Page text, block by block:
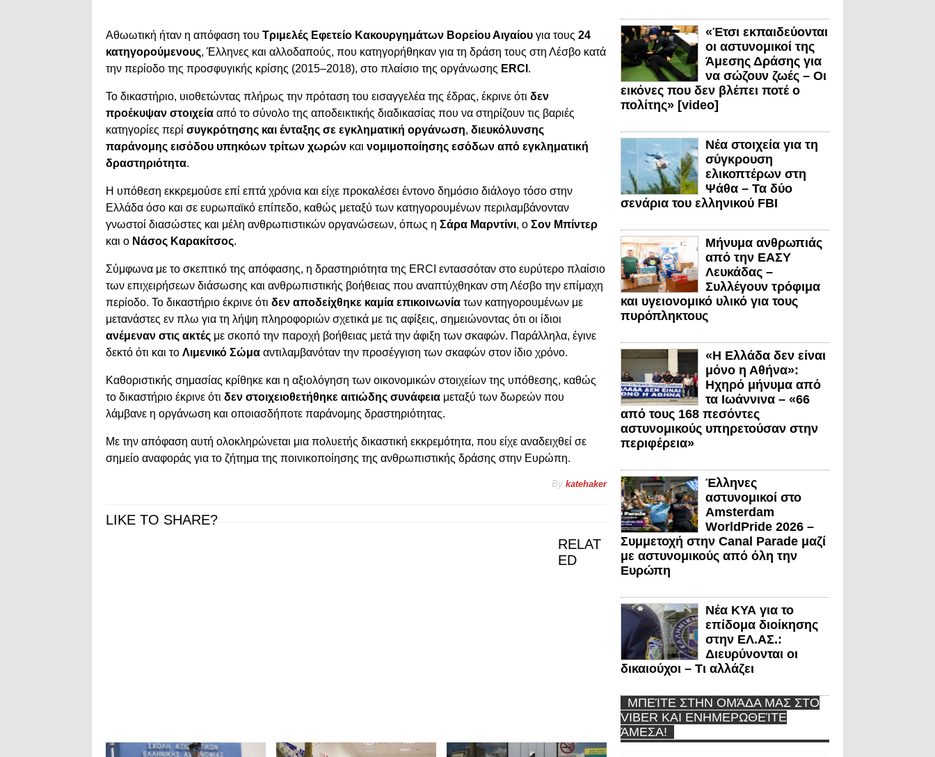
Αθωωτική ήταν η απόφαση του Τριμελές Εφετείο Κακουργημάτων Βορείου Αιγαίου για τους 24
κατηγορούμενους, Έλληνες και αλλοδαπούς, που κατηγορήθηκαν για τη δράση τους στη Λέσβο κατά
την περίοδο της προσφυγικής κρίσης (2015–2018), στο πλαίσιο της οργάνωσης ERCI .
Το δικαστήριο, υιοθετώντας πλήρως την πρόταση του εισαγγελέα της έδρας, έκρινε ότι δεν
προέκυψαν στοιχεία από το σύνολο της αποδεικτικής διαδικασίας που να στηρίζουν τις βαριές
κατηγορίες περί συγκρότησης και ένταξης σε εγκληματική οργάνωση, διευκόλυνσης
παράνομης εισόδου υπηκόων τρίτων χωρών και νομιμοποίησης εσόδων από εγκληματική
δραστηριότητα.
Η υπόθεση εκκρεμούσε επί επτά χρόνια και είχε προκαλέσει έντονο δημόσιο διάλογο τόσο στην
Ελλάδα όσο και σε ευρωπαϊκό επίπεδο, καθώς μεταξύ των κατηγορουμένων περιλαμβάνονταν
γνωστοί διασώστες και μέλη ανθρωπιστικών οργανώσεων, όπως η Σάρα Μαρντίνι, ο Σον Μπίντερ
και ο Νάσος Καρακίτσος.
Σύμφωνα με το σκεπτικό της απόφασης, η δραστηριότητα της ERCI εντασσόταν στο ευρύτερο πλαίσιο
των επιχειρήσεων διάσωσης και ανθρωπιστικής βοήθειας που αναπτύχθηκαν στη Λέσβο την επίμαχη
περίοδο. Το δικαστήριο έκρινε ότι δεν αποδείχθηκε καμία επικοινωνία των κατηγορουμένων με
μετανάστες εν πλω για τη λήψη πληροφοριών σχετικά με τις αφίξεις, σημειώνοντας ότι οι ίδιοι
ανέμεναν στις ακτές με σκοπό την παροχή βοήθειας μετά την άφιξη των σκαφών. Παράλληλα, έγινε
δεκτό ότι και το Λιμενικό Σώμα αντιλαμβανόταν την προσέγγιση των σκαφών στον ίδιο χρόνο.
Καθοριστικής σημασίας κρίθηκε και η αξιολόγηση των οικονομικών στοιχείων της υπόθεσης, καθώς
το δικαστήριο έκρινε ότι δεν στοιχειοθετήθηκε αιτιώδης συνάφεια μεταξύ των δωρεών που
λάμβανε η οργάνωση και οποιασδήποτε παράνομης δραστηριότητας.
Με την απόφαση αυτή ολοκληρώνεται μια πολυετής δικαστική εκκρεμότητα, που είχε αναδειχθεί σε
σημείο αναφοράς για το ζήτημα της ποινικοποίησης της ανθρωπιστικής δράσης στην Ευρώπη.
By katehaker
LIKE TO SHARE?
RELAT
ED
«Έτσι εκπαιδεύονται
οι αστυνομικοί της
Άμεσης Δράσης για
να σώζουν ζωές – Οι
εικόνες που δεν βλέπει ποτέ ο
πολίτης» [video]
Νέα στοιχεία για τη
σύγκρουση
ελικοπτέρων στη
Ψάθα – Τα δύο
σενάρια του ελληνικού FBI
Μήνυμα ανθρωπιάς
από την ΕΑΣΥ
Λευκάδας –
Συλλέγουν τρόφιμα
και υγειονομικό υλικό για τους
πυρόπληκτους
«Η Ελλάδα δεν είναι
μόνο η Αθήνα»:
Ηχηρό μήνυμα από
τα Ιωάννινα – «66
από τους 168 πεσόντες
αστυνομικούς υπηρετούσαν στην
περιφέρεια»
Έλληνες
αστυνομικοί στο
Amsterdam
WorldPride 2026 –
Συμμετοχή στην Canal Parade μαζί
με αστυνομικούς από όλη την
Ευρώπη
Νέα ΚΥΑ για το
επίδομα διοίκησης
στην ΕΛ.ΑΣ.:
Διευρύνονται οι
δικαιούχοι – Τι αλλάζει
ΜΠΕΊΤΕ ΣΤΗΝ ΟΜΆΔΑ ΜΑΣ ΣΤΟ
VIBER ΚΑΙ ΕΝΗΜΕΡΩΘΕΊΤΕ
ΆΜΕΣΑ!